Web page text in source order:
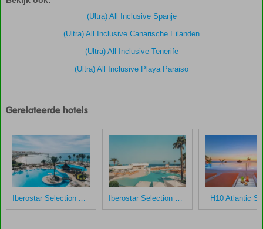
Rock
Tenerife
Scores
die
ouder
zijn
(Ultra) All Inclusive Spanje
(Ultra) All Inclusive Canarische Eilanden
(Ultra) All Inclusive Tenerife
(Ultra) All Inclusive Playa Paraiso
Gerelateerde hotels
Iberostar Selection Anthelia Iberostar Selection Sábila H10 Atlantic